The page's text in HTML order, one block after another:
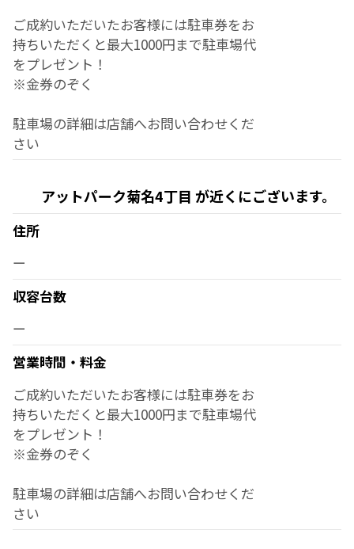
ご成約いただいたお客様には駐車券をお
持ちいただくと最大1000円まで駐車場代
をプレゼント！
※金券のぞく
駐車場の詳細は店舗へお問い合わせくだ
さい
アットパーク菊名4丁目 が近くにございます。
住所
ー
収容台数
ー
営業時間・料金
ご成約いただいたお客様には駐車券をお
持ちいただくと最大1000円まで駐車場代
をプレゼント！
※金券のぞく
駐車場の詳細は店舗へお問い合わせくだ
さい